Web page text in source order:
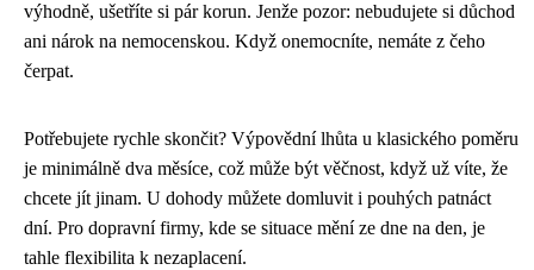
výhodně, ušetříte si pár korun. Jenže pozor: nebudujete si důchod
ani nárok na nemocenskou. Když onemocníte, nemáte z čeho
čerpat.
Potřebujete rychle skončit? Výpovědní lhůta u klasického poměru
je minimálně dva měsíce, což může být věčnost, když už víte, že
chcete jít jinam. U dohody můžete domluvit i pouhých patnáct
dní. Pro dopravní firmy, kde se situace mění ze dne na den, je
tahle flexibilita k nezaplacení.